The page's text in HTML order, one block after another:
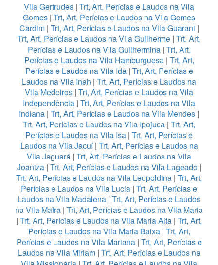
Vila Gertrudes | Trt, Art, Perícias e Laudos na Vila
Gomes | Trt, Art, Perícias e Laudos na Vila Gomes
Cardim| Trt, Art, Perícias e Laudos na Vila Guarani |
Trt, Art, Perícias e Laudos na Vila Guilherme | Trt, Art,
Perícias e Laudos na Vila Guilhermina| Trt, Art,
Perícias e Laudos na Vila Hamburguesa| Trt, Art,
Perícias e Laudos na Vila Ida| Trt, Art, Perícias e
Laudos na Vila Inah | Trt, Art, Perícias e Laudos na
Vila Medeiros | Trt, Art, Perícias e Laudos na Vila
Independência | Trt, Art, Perícias e Laudos na Vila
Indiana | Trt, Art, Perícias e Laudos na Vila Mendes |
Trt, Art, Perícias e Laudos na Vila Ipojuca | Trt, Art,
Perícias e Laudos na Vila Isa | Trt, Art, Perícias e
Laudos na Vila Jacuí| Trt, Art, Perícias e Laudos na
Vila Jaguará | Trt, Art, Perícias e Laudos na Vila
Joaniza| Trt, Art, Perícias e Laudos na Vila Lageado|
Trt, Art, Perícias e Laudos na Vila Leopoldina | Trt, Art,
Perícias e Laudos na Vila Lucia | Trt, Art, Perícias e
Laudos na Vila Madalena | Trt, Art, Perícias e Laudos
na Vila Mafra | Trt, Art, Perícias e Laudos na Vila Maria
| Trt, Art, Perícias e Laudos na Vila Maria Alta | Trt, Art,
Perícias e Laudos na Vila Maria Baixa| Trt, Art,
Perícias e Laudos na Vila Mariana| Trt, Art, Perícias e
Laudos na Vila Miriam| Trt, Art, Perícias e Laudos na